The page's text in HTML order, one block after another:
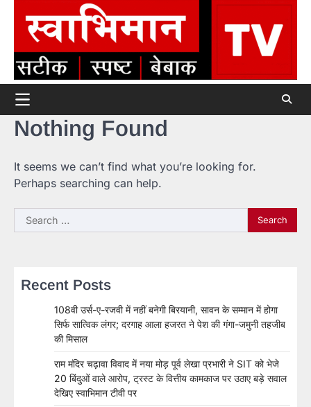
content
Nothing Found
It seems we can’t find what you’re looking for.
Perhaps searching can help.
Search
for:
Recent Posts
108वी उर्स-ए-रजवी में नहीं बनेगी बिरयानी, सावन के सम्मान में होगा
सिर्फ सात्विक लंगर; दरगाह आला हजरत ने पेश की गंगा-जमुनी तहजीब
की मिसाल
राम मंदिर चढ़ावा विवाद में नया मोड़ पूर्व लेखा प्रभारी ने SIT को भेजे
20 बिंदुओं वाले आरोप, ट्रस्ट के वित्तीय कामकाज पर उठाए बड़े सवाल
देखिए स्वाभिमान टीवी पर